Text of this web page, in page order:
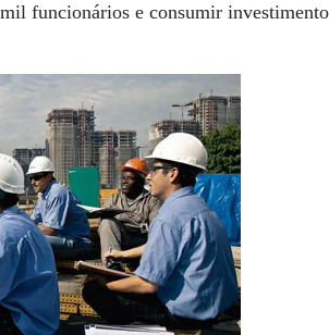
funcionários e consumir